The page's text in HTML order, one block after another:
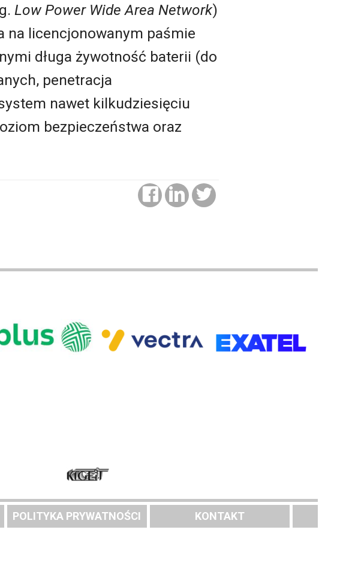
Low Power Wide Area Network)
na licencjonowanym paśmie
długa żywotność baterii (do
penetracja
nawet kilkudziesięciu
bezpieczeństwa oraz
POLITYKA PRYWATNOŚCI KONTAKT